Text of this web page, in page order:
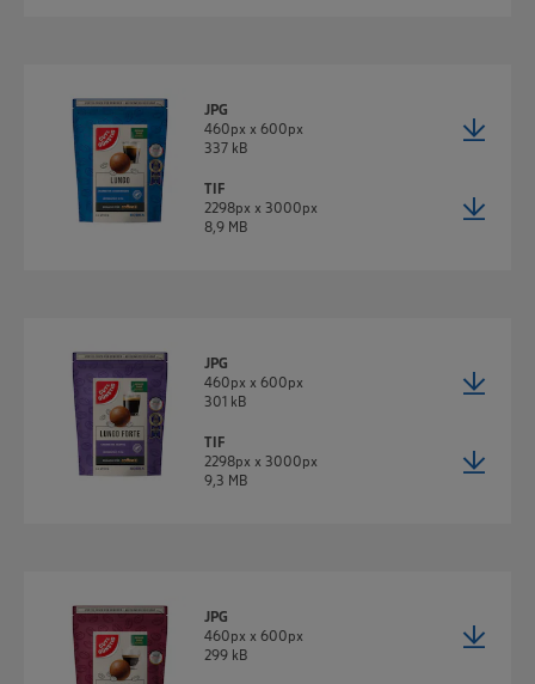
JPG
460px x 600px
337 kB
TIF
2298px x 3000px
8,9 MB
JPG
460px x 600px
301 kB
TIF
2298px x 3000px
9,3 MB
JPG
460px x 600px
299 kB